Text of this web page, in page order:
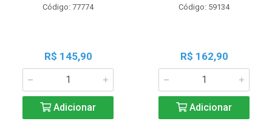
Código: 77774
R$ 145,90
Adicionar
Código: 59134
R$ 162,90
Adicionar